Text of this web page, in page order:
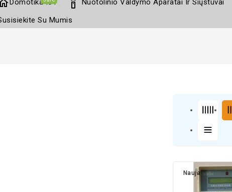
Domotika IoT settings_remote Nuotolinio Valdymo Aparatai Ir Siųstuvai
Su Mumis
Nauja